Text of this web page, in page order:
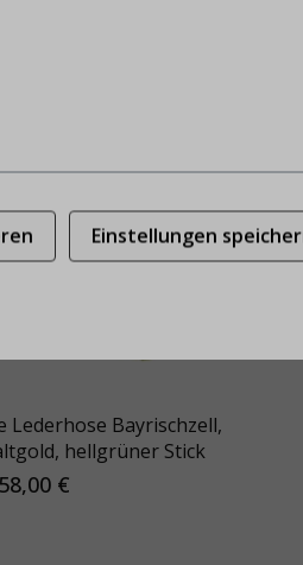
Lederhose Bayrischzell,
hellgrüner Stick
€
Einstellungen